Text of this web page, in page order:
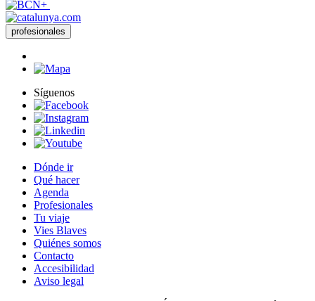
profesionales
Síguenos
Dónde ir
Qué hacer
Agenda
Profesionales
Tu viaje
Vies Blaves
Quiénes somos
Contacto
Accesibilidad
Aviso legal